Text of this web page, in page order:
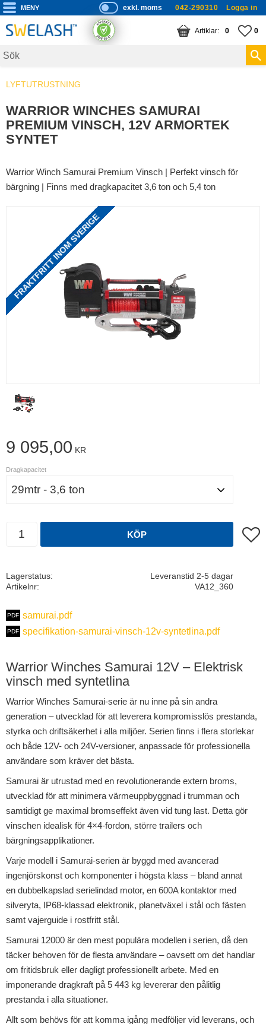
Meny
P
ri
s
s
exkl. moms 042-290310 Logga in
0
KUNDVAGN
ANTAL 0
LYFTUTRUSTNING
WARRIOR WINCHES SAMURAI
PREMIUM VINSCH, 12V ARMORTEK
SYNTET
Warrior Winch Samurai Premium Vinsch | Perfekt vinsch för
bärgning | Finns med dragkapacitet 3,6 ton och 5,4 ton
FRAKTFRITT INOM SVERIGE
9 095,00 KR
Dragkapacitet
KÖP Lägg
Lagerstatus
Leveranstid 2-5 dagar
Artikelnr
VA12_360
samurai.pdf
specifikation-samurai-vinsch-12v-syntetlina.pdf
Warrior Winches Samurai 12V – Elektrisk
vinsch med syntetlina
Warrior Winches Samurai-serie är nu inne på sin andra
generation – utvecklad för att leverera kompromisslös prestanda,
styrka och driftsäkerhet i alla miljöer. Serien finns i flera storlekar
och både 12V- och 24V-versioner, anpassade för professionella
användare som kräver det bästa.
Samurai är utrustad med en revolutionerande extern broms,
utvecklad för att minimera värmeuppbyggnad i trumman och
samtidigt ge maximal bromseffekt även vid tung last. Detta gör
vinschen idealisk för 4×4-fordon, större trailers och
bärgningsapplikationer.
Varje modell i Samurai-serien är byggd med avancerad
ingenjörskonst och komponenter i högsta klass – bland annat
en dubbelkapslad serielindad motor, en 600A kontaktor med
silveryta, IP68-klassad elektronik, planetväxel i stål och fästen
samt vajerguide i rostfritt stål.
Samurai 12000 är den mest populära modellen i serien, då den
täcker behoven för de flesta användare – oavsett om det handlar
om fritidsbruk eller dagligt professionellt arbete. Med en
imponerande dragkraft på 5 443 kg levererar den pålitlig
prestanda i alla situationer.
Allt som behövs för att komma igång medföljer vid leverans, och